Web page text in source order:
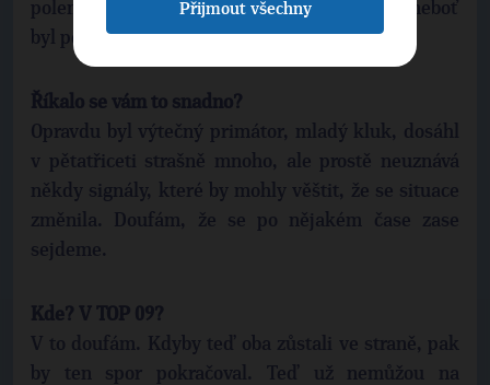
polemika uhasne, on si zachová svou čest, neboť
byl po pravdě řečeno dobrý primátor.
Říkalo se vám to snadno?
Opravdu byl výtečný primátor, mladý kluk, dosáhl
v pětatřiceti strašně mnoho, ale prostě neuznává
někdy signály, které by mohly věštit, že se situace
změnila. Doufám, že se po nějakém čase zase
sejdeme.
Kde? V TOP 09?
V to doufám. Kdyby teď oba zůstali ve straně, pak
by ten spor pokračoval. Teď už nemůžou na
Přijmout všechny